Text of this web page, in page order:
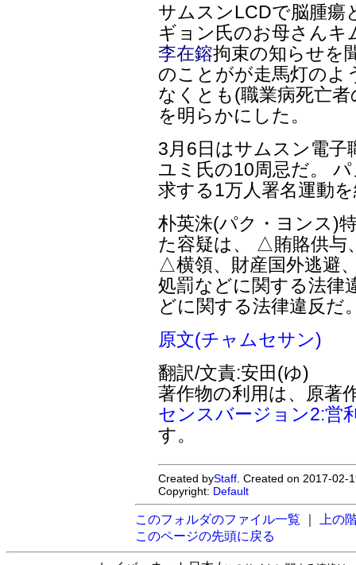
サムスンLCDで脳腫瘍
ギョン氏のお母さんキ
李在鎔拘束の知らせを
のことがが走馬灯のよ
なくとも(職業病死亡
を明らかにした。
3月6日はサムスン電
ユミ氏の10周忌だ。
求する1万人署名運動
朴英洙(パク・ヨンス)
た容疑は、 △賄賂供与
△横領、財産国外逃避
処罰などに関する法律
どに関する法律違反だ
原文(チャムセサン)
翻訳/文責:安田(ゆ)
著作物の利用は、原著
センスバージョン2:営
す。
Created byStaff . Created on 2017-
Copyright: Default
このフォルダのファイル一覧
上の
このページの先頭に戻る